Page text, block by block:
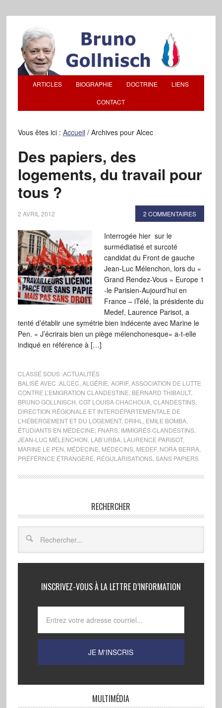
ARTICLES BIOGRAPHIE DOCTRINE LIENS
CONTACT
Vous êtes ici : Accueil /Archives pour Alcec
Des papiers, des
logements, du travail pour
tous ?
2 AVRIL 2012 2 COMMENTAIRES
Interrogée hier sur le
surmédiatisé et surcoté
candidat du Front de gauche
Jean-Luc Mélenchon, lors du «
Grand Rendez-Vous » Europe 1
-le Parisien-Aujourd’hui en
France – iTélé, la présidente du
Medef, Laurence Parisot, a
tenté d’établir une symétrie bien indécente avec Marine le
Pen. « J’écrirais bien un piège mélenchonesque» a-t-elle
indiqué en référence à […]
CLASSÉ SOUS :ACTUALITÉS
BALISÉ AVEC :ALCEC ALGÉRIE AORIF, ASSOCIATION DE LUTTE
CONTRE L’EMIGRATION CLANDESTINE BERNARD THIBAULT,
BRUNO GOLLNISCH CGT LOUISA CHACHOUA, CLANDESTINS,
DIRECTION RÉGIONALE ET INTERDÉPARTEMENTALE DE
L’HÉBERGEMENT ET DU LOGEMENT, DRIHL EMILE BOMBA,
ÉTUDIANTS EN MÉDECINE FNARS, IMMIGRÉS CLANDESTINS,
JEAN-LUC MÉLENCHON LAB’URBA, LAURENCE PARISOT,
MARINE LE PEN MÉDECINE MÉDECINS, MEDEF, NORA BERRA,
PRÉFÉRNCE ÉTRANGÈRE RÉGULARISATIONS, SANS PAPIERS
RECHERCHER
INSCRIVEZ-VOUS À LA LETTRE D’INFORMATION
MULTIMÉDIA